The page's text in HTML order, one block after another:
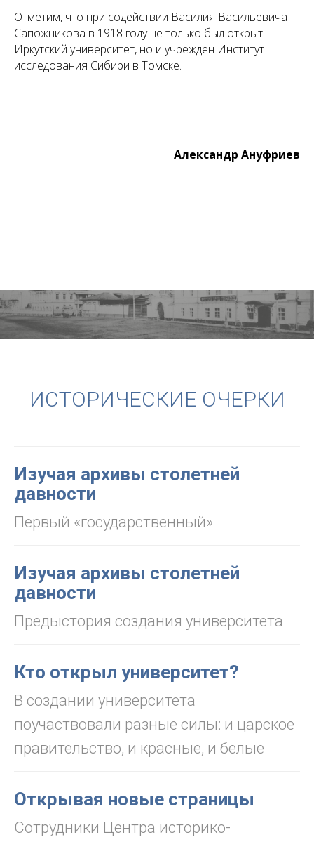
Отметим, что при содействии Василия Васильевича
Сапожникова в 1918 году не только был открыт
Иркутский университет, но и учрежден Институт
исследования Сибири в Томске.
Александр Ануфриев
ИСТОРИЧЕСКИЕ ОЧЕРКИ
Изучая архивы столетней
давности
Первый «государственный»
Изучая архивы столетней
давности
Предыстория создания университета
Кто открыл университет?
В создании университета
поучаствовали разные силы: и царское
правительство, и красные, и белые
Открывая новые страницы
Сотрудники Центра историко-